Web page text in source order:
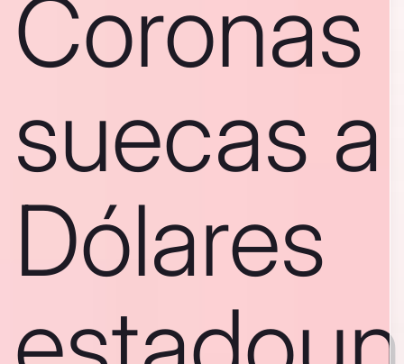
Coronas
suecas a
Dólares